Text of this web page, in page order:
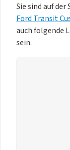
Sie sind auf der
Ford Transit
auch folgende
sein.